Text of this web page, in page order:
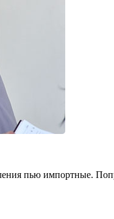
пью им­портные.